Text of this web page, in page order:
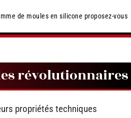
de moules en silicone proposez-vous
révolutionnaires
propriétés techniques